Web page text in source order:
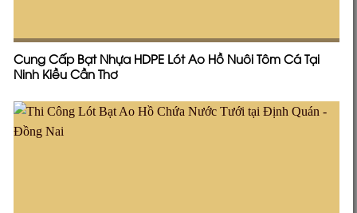
Cung Cấp Bạt Nhựa HDPE Lót Ao Hồ Nuôi Tôm Cá Tại
Ninh Kiều Cần Thơ